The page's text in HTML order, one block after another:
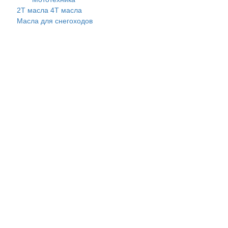
2Т масла 4Т масла
Масла для снегоходов